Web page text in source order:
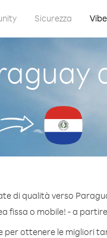
Sicurezza
di qualità verso
fissa o mobile! - a
ottenere le migliori